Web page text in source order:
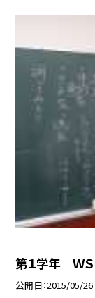
第１学年 ＷＳ
公開日 2015/05/26